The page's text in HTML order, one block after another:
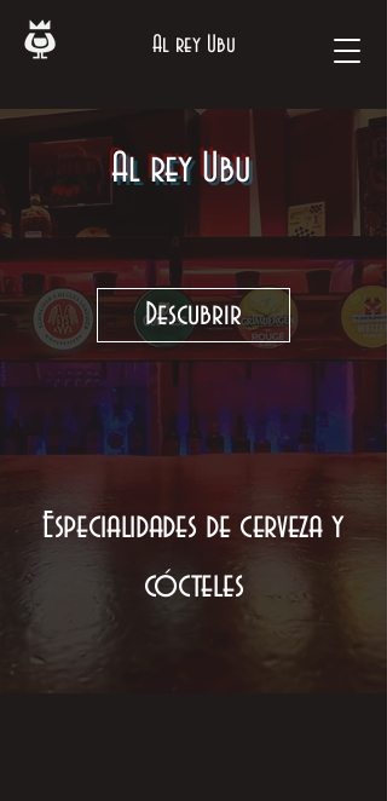
Al rey Ubu
Al rey Ubu
Descubrir
Especialidades de cerveza y
cócteles